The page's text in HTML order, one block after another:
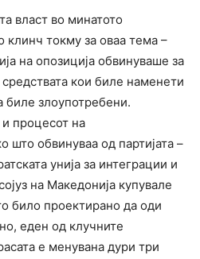
власт во минатото
клинч токму за оваа тема –
на опозиција обвинуваше за
средствата кои биле наменети
биле злоупотребени.
процесот на
што обвинуваа од партијата –
унија за интеграции и
на Македонија купувале
било проектирано да оди
еден од клучните
е менувана дури три